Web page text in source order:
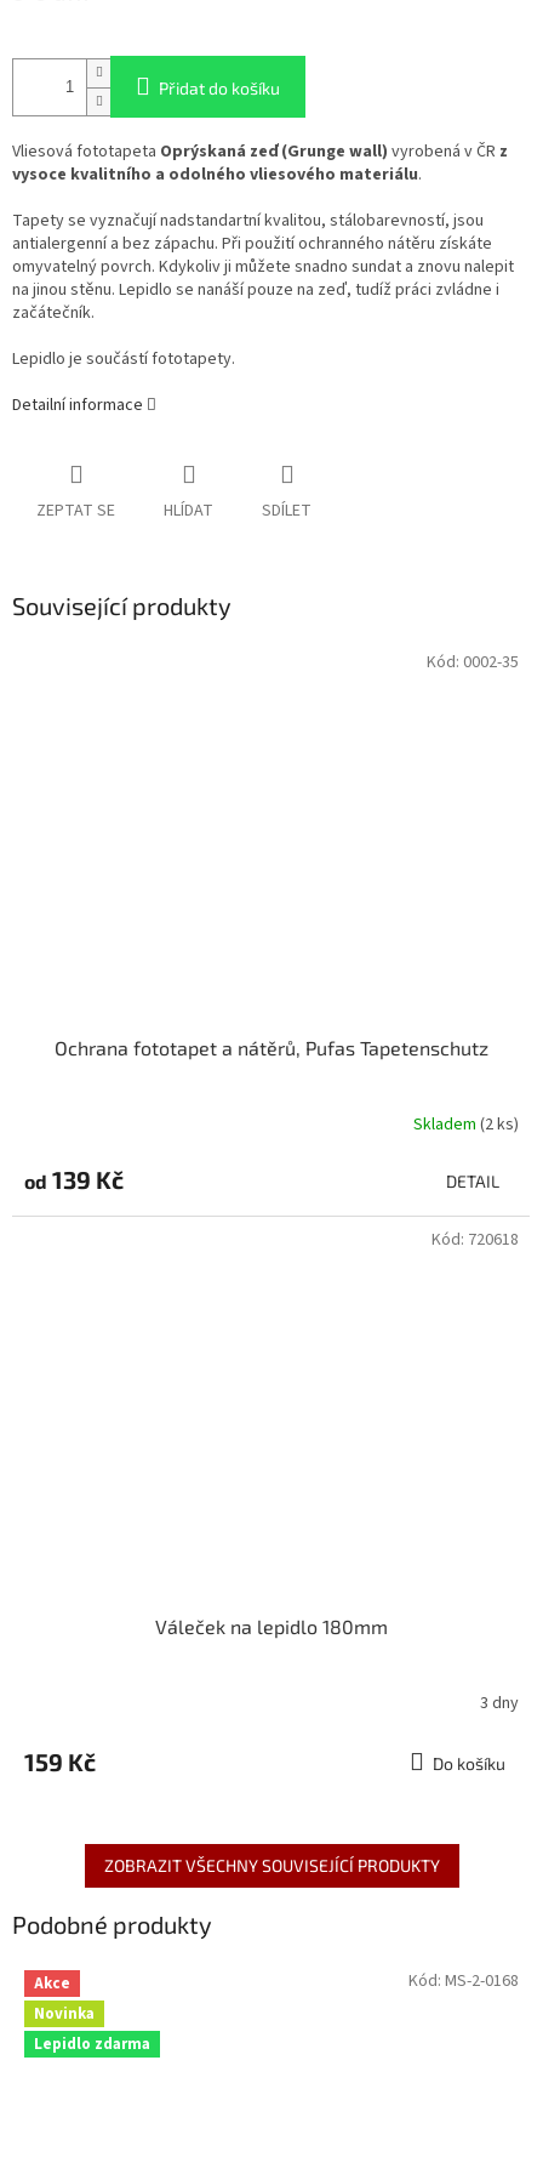
Přidat do košíku
Vliesová fototapeta Oprýskaná zeď (Grunge wall) vyrobená v ČR z
vysoce kvalitního a odolného vliesového materiálu.
Tapety se vyznačují nadstandartní kvalitou, stálobarevností, jsou
antialergenní a bez zápachu. Při použití ochranného nátěru získáte
omyvatelný povrch. Kdykoliv ji můžete snadno sundat a znovu nalepit
na jinou stěnu. Lepidlo se nanáší pouze na zeď, tudíž práci zvládne i
začátečník.
Lepidlo je součástí fototapety.
Detailní informace
ZEPTAT SE HLÍDAT SDÍLET
Související produkty
Ochrana fototapet a nátěrů, Pufas Tapetenschutz
Skladem (2 ks)
od 139 Kč DETAIL
Kód: 0002-35
Váleček na lepidlo 180mm
3 dny
159 Kč Do košíku
Kód: 720618
ZOBRAZIT VŠECHNY SOUVISEJÍCÍ PRODUKTY
Podobné produkty
Akce
Novinka
Lepidlo zdarma
Kód: MS-2-0168